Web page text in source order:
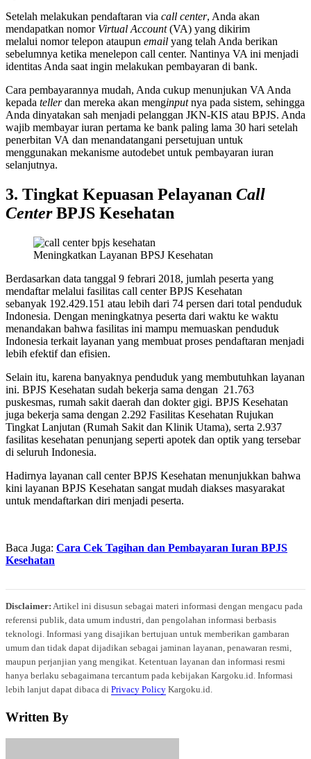
Setelah melakukan pendaftaran via call center, Anda akan
mendapatkan nomor Virtual Account(VA) yang dikirim
melalui nomor telepon ataupun email yang telah Anda berikan
sebelumnya ketika menelepon call center. Nantinya VA ini menjadi
identitas Anda saat ingin melakukan pembayaran di bank.
Cara pembayarannya mudah, Anda cukup menunjukan VA Anda
kepada tellerdan mereka akan menginputnya pada sistem, sehingga
Anda dinyatakan sah menjadi pelanggan JKN-KIS atau BPJS. Anda
wajib membayar iuran pertama ke bank paling lama 30 hari setelah
penerbitan VA dan menandatangani persetujuan untuk
menggunakan mekanisme autodebet untuk pembayaran iuran
selanjutnya.
3. Tingkat Kepuasan Pelayanan Call
CenterBPJS Kesehatan
Meningkatkan Layanan BPSJ Kesehatan
Berdasarkan data tanggal 9 febrari 2018, jumlah peserta yang
mendaftar melalui fasilitas call center BPJS Kesehatan
sebanyak 192.429.151 atau lebih dari 74 persen dari total penduduk
Indonesia. Dengan meningkatnya peserta dari waktu ke waktu
menandakan bahwa fasilitas ini mampu memuaskan penduduk
Indonesia terkait layanan yang membuat proses pendaftaran menjadi
lebih efektif dan efisien.
Selain itu, karena banyaknya penduduk yang membutuhkan layanan
ini. BPJS Kesehatan sudah bekerja sama dengan 21.763
puskesmas, rumah sakit daerah dan dokter gigi. BPJS Kesehatan
juga bekerja sama dengan 2.292 Fasilitas Kesehatan Rujukan
Tingkat Lanjutan (Rumah Sakit dan Klinik Utama), serta 2.937
fasilitas kesehatan penunjang seperti apotek dan optik yang tersebar
di seluruh Indonesia.
Hadirnya layanan call center BPJS Kesehatan menunjukkan bahwa
kini layanan BPJS Kesehatan sangat mudah diakses masyarakat
untuk mendaftarkan diri menjadi peserta.
Baca Juga: Cara Cek Tagihan dan Pembayaran Iuran BPJS
Kesehatan
Disclaimer: Artikel ini disusun sebagai materi informasi dengan mengacu pada
referensi publik, data umum industri, dan pengolahan informasi berbasis
teknologi. Informasi yang disajikan bertujuan untuk memberikan gambaran
umum dan tidak dapat dijadikan sebagai jaminan layanan, penawaran resmi,
maupun perjanjian yang mengikat. Ketentuan layanan dan informasi resmi
hanya berlaku sebagaimana tercantum pada kebijakan Kargoku.id. Informasi
lebih lanjut dapat dibaca di Privacy Policy Kargoku.id.
Written By